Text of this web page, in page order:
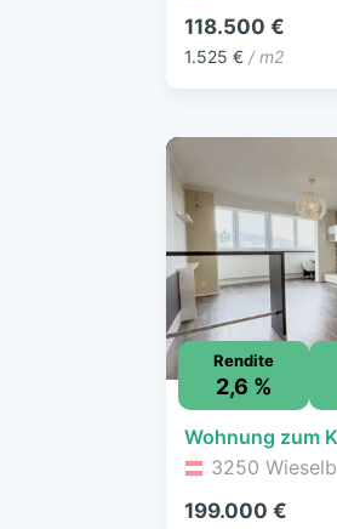
118.500 €
1.525 € / m2
Rendite
2,6 %
3250
199.000 €